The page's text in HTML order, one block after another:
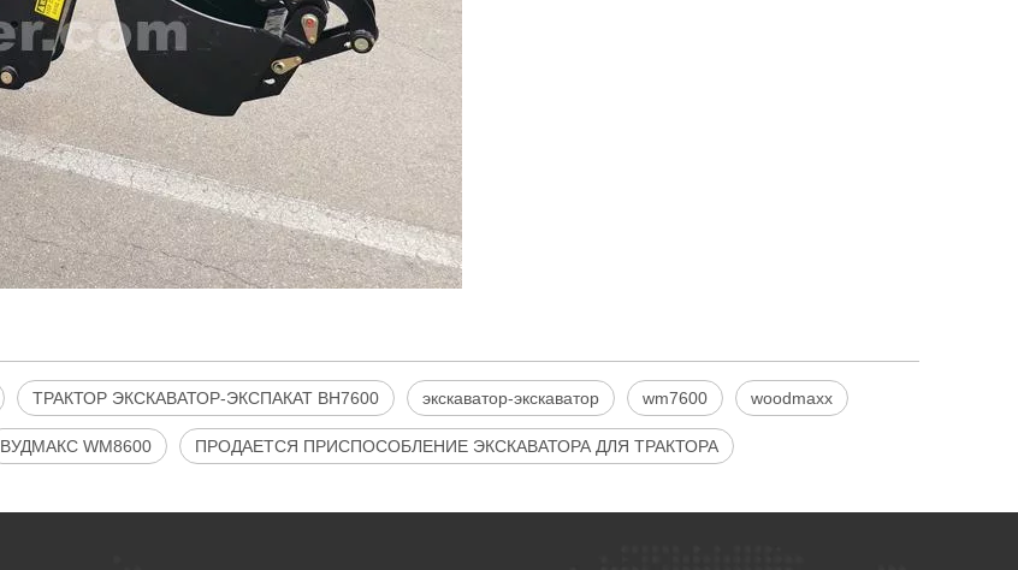
ТРАКТОР ЭКСКАВАТОР-ЭКСПАКАТ BH7600 экскаватор-экскаватор wm7600 woodmaxx
ВУДМАКС WM8600 ПРОДАЕТСЯ ПРИСПОСОБЛЕНИЕ ЭКСКАВАТОРА ДЛЯ ТРАКТОРА